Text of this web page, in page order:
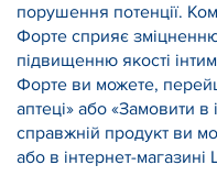
порушення потенції.
Форте сприяє
підвищенню якості
Форте ви можете,
аптеці» або «Замовити в
справжній продукт ви
або в інтернет-магазині